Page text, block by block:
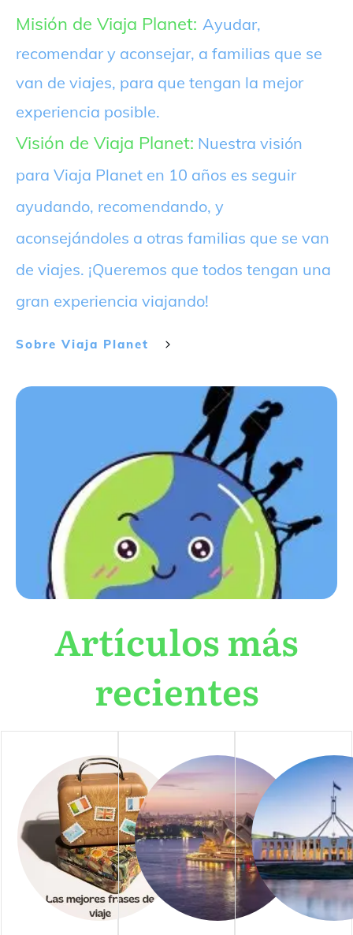
Misión de Viaja Planet: Ayudar,
recomendar y aconsejar, a familias que se
van de viajes, para que tengan la mejor
experiencia posible.
Visión de Viaja Planet: Nuestra visión
para Viaja Planet en 10 años es seguir
ayudando, recomendando, y
aconsejándoles a otras familias que se van
de viajes. ¡Queremos que todos tengan una
gran experiencia viajando!
Sobre Viaja Planet
Artículos más
recientes